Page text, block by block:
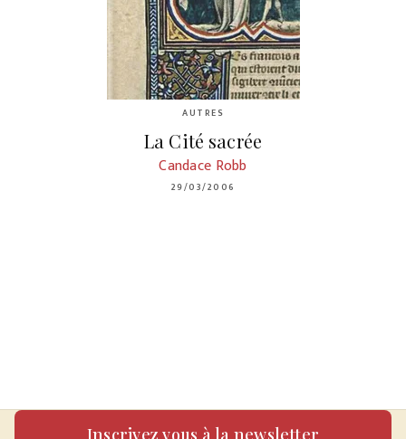
AUTRES
La Cité sacrée
Candace Robb
29/03/2006
Inscrivez vous à la newsletter